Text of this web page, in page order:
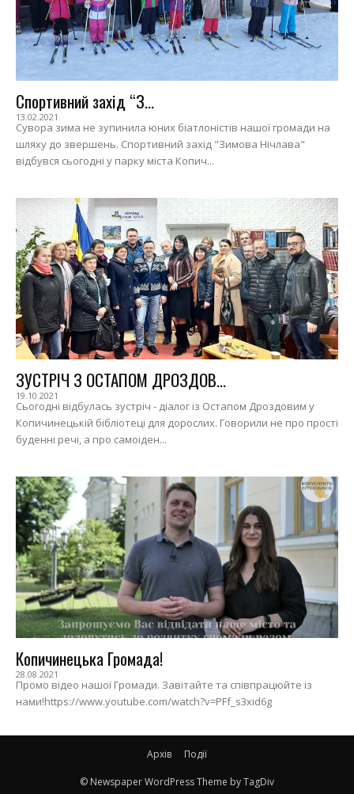
Спортивний захід “З...
13.02.2021
Сувора зима не зупинила юних біатлоністів нашої громади на
шляху до звершень. Спортивний захід "Зимова Нічлава"
відбувся сьогодні у парку міста Копич...
ЗУСТРІЧ З ОСТАПОМ ДРОЗДОВ...
19.10.2021
Сьогодні відбулась зустріч - діалог із Остапом Дроздовим у
Копичинецькій бібліотеці для дорослих. Говорили не про прості
буденні речі, а про самоіден...
Копичинецька Громада!
28.08.2021
Промо відео нашої Громади. Завітайте та співпрацюйте із
нами!https://www.youtube.com/watch?v=PFf_s3xid6g
Архів Події
© Newspaper WordPress Theme by TagDiv